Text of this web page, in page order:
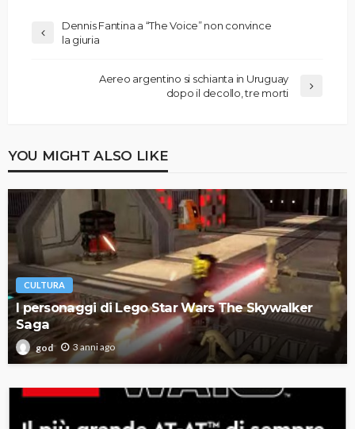
Dennis Fantina a “The Voice” non convince
la giuria
Aereo argentino si schianta in Uruguay
dopo il decollo, tre morti
YOU MIGHT ALSO LIKE
CULTURA
I personaggi di Lego Star Wars The Skywalker
Saga
god 3 anni ago